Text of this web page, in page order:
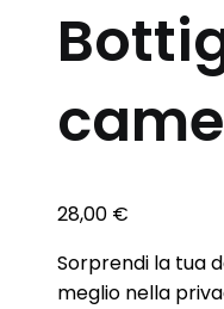
28,00 €
Sorprendi la tua
meglio nella